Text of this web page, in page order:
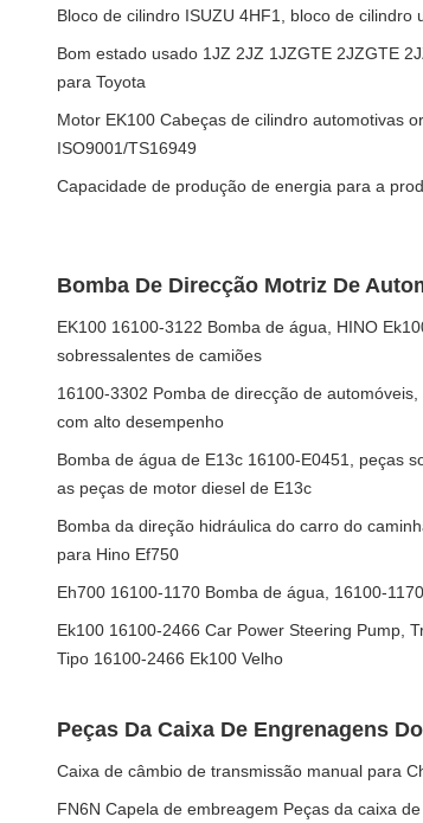
Bloco de cilindro ISUZU 4HF1, bloco de cilindro
Bom estado usado 1JZ 2JZ 1JZGTE 2JZGTE
para Toyota
Motor EK100 Cabeças de cilindro automotivas
ISO9001/TS16949
Capacidade de produção de energia para a
Bomba De Direcção Motriz De
EK100 16100-3122 Bomba de água, HINO
sobressalentes de camiões
16100-3302 Pomba de direcção de
com alto desempenho
Bomba de água de E13c 16100-E0451, peças
as peças de motor diesel de E13c
Bomba da direção hidráulica do carro do
para Hino Ef750
Eh700 16100-1170 Bomba de água, 16100-
Ek100 16100-2466 Car Power Steering Pump,
Tipo 16100-2466 Ek100 Velho
Peças Da Caixa De Engrenagens
Caixa de câmbio de transmissão manual para
FN6N Capela de embreagem Peças da caixa